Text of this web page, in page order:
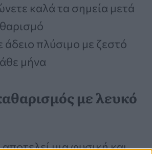
καλά τα σημεία μετά
άδειο πλύσιμο με ζεστό
μήνα
με λευκό
αποτελεί μια φυσική και